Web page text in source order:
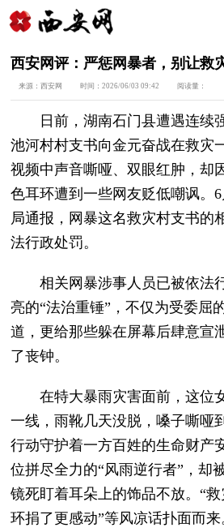
西安网评：严惩网暴者，别让救
来源：西安网 时间：2026/06/03 09:42 阅读量：
日前，湖南石门县遭遇连续
池河村村支书向金元奋战在救灾
视频中声音嘶哑、双眼红肿，却
色耳环遭到一些网友贬低嘲讽。
局通报，网暴这名救灾村支书的
法行政处罚。
相关网暴涉事人员已被依法
亮的“法治重锤”，不仅为受委屈
道，更给那些躲在屏幕后肆意宣
了丧钟。
在特大暴雨灾害面前，这位
一线，雨靴几天没脱，嗓子嘶哑
行动守护着一方百姓的生命财产
位拼尽全力的“风雨逆行者”，却
镜死盯着耳朵上的饰品不放。“
环捐了更感动”等风凉话扑面而